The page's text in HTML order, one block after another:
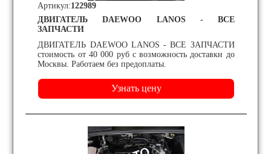
ДВИГАТЕЛЬ DAEWOO LANOS - ВСЕ
ЗАПЧАСТИ
ДВИГАТЕЛЬ DAEWOO LANOS - ВСЕ ЗАПЧАСТИ
стоимость от 40 000 руб с возможность доставки до
Москвы. Работаем без предоплаты.
Артикул:122989